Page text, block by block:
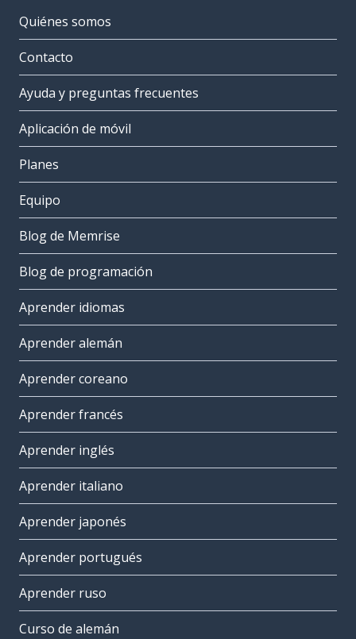
Quiénes somos
Contacto
Ayuda y preguntas frecuentes
Aplicación de móvil
Planes
Equipo
Blog de Memrise
Blog de programación
Aprender idiomas
Aprender alemán
Aprender coreano
Aprender francés
Aprender inglés
Aprender italiano
Aprender japonés
Aprender portugués
Aprender ruso
Curso de alemán